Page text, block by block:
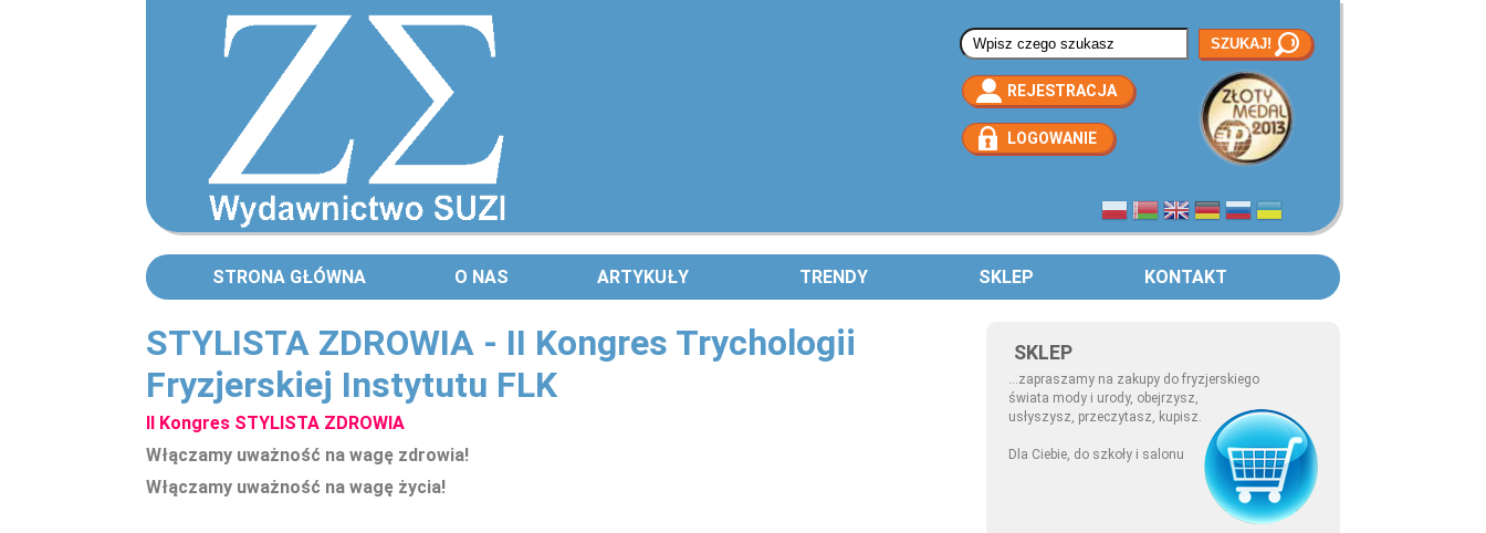
Formularz wyszukiwania
REJESTRACJA
LOGOWANIE
STRONA GŁÓWNA O NAS ARTYKUŁY TRENDY SKLEP KONTAKT
SKLEP
...zapraszamy na zakupy do fryzjerskiego
świata mody i urody, obejrzysz,
usłyszysz, przeczytasz, kupisz.
Dla Ciebie, do szkoły i salonu
STYLISTA ZDROWIA - II Kongres Trychologii
Fryzjerskiej Instytutu FLK
II Kongres STYLISTA ZDROWIA
Włączamy uważność na wagę zdrowia!
Włączamy uważność na wagę życia!